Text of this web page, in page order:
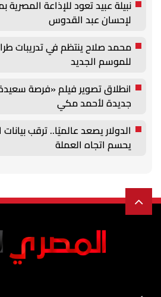
نبيلة عبيد تعود للإذاعة
لإحسان عبد القدوس
محمد صلاح ينتظم في تدريبات
للموسم الجديد
انطلاق تصوير فيلم «فرصة
جديدة لأحمد مكي
الدولار يصعد عالميًا.. ترقب
يحسم اتجاه العملة